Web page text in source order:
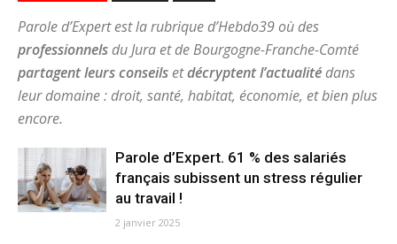
Parole d’Expert est la rubrique d’Hebdo39 où des
professionnelsdu Jura et de Bourgogne-Franche-Comté
partagent leurs conseilsetdécryptent l’actualitédans
leur domaine : droit, santé, habitat, économie, et bien plus
encore.
Parole d’Expert. 61 % des salariés
français subissent un stress régulier
au travail !
2 janvier 2025